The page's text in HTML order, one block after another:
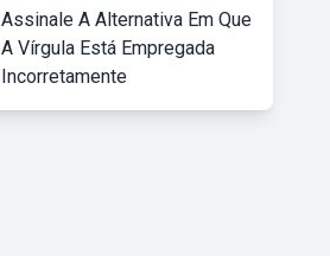
Assinale A Alternativa Em Que
A Vírgula Está Empregada
Incorretamente